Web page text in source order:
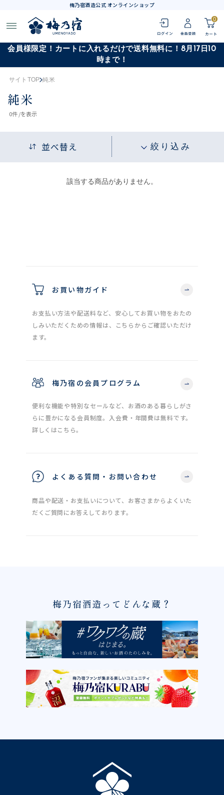
梅乃宿酒造公式 オンラインショップ
0
会員様限定！カートに入れるだけで送料無料に！8月17日10
時まで！
サイトTOP 純米
純米
0件 /を表示
並べ替え 絞り込み
該当する商品がありません。
お買い物ガイド
お支払い方法や配送料など、安心してお買い物をおたの
しみいただくための情報は、こちらからご確認いただけ
ます。
梅乃宿の会員プログラム
便利な機能や特別なセールなど、お酒のある暮らしがさ
らに豊かになる会員制度。入会費・年間費は無料です。
詳しくはこちら。
よくある質問・お問い合わせ
商品や配送・お支払いについて、お客さまからよくいた
だくご質問にお答えしております。
梅乃宿酒造ってどんな蔵？